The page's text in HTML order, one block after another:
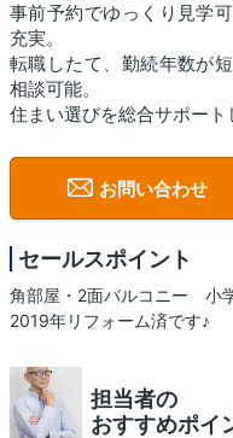
事前予約でゆっくり見学
充実。
転職したて、勤続年数が
相談可能。
住まい選びを総合サポート
お問い合わせ
セールスポイント
角部屋・2面バルコニー 小
2019年リフォーム済です♪
担当者の
おすすめポイ